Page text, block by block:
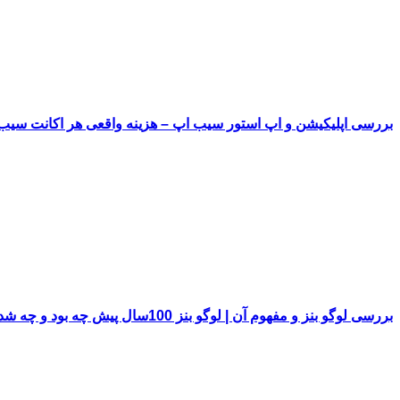
بررسی اپلیکیشن و اپ استور سیب اپ – هزینه واقعی هر اکانت
بررسی لوگو بنز و مفهوم آن | لوگو بنز 100سال پیش چه بود و چه شد!